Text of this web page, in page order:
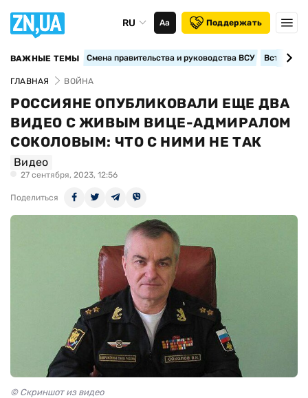
RU Аа Поддержать
ВАЖНЫЕ ТЕМЫ Смена правительства и руководства ВСУ
ГЛАВНАЯ ВОЙНА
РОССИЯНЕ ОПУБЛИКОВАЛИ ЕЩЕ ДВА
ВИДЕО С ЖИВЫМ ВИЦЕ-АДМИРАЛОМ
СОКОЛОВЫМ: ЧТО С НИМИ НЕ ТАК
Видео
27 сентября, 2023, 12:56
Поделиться
© Скриншот из видео